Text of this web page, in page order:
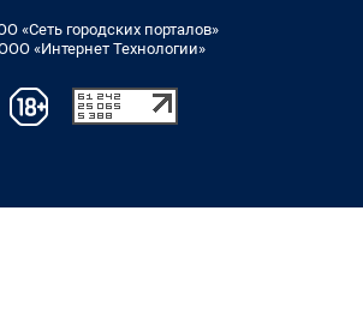
«Сеть городских порталов»
«Интернет Технологии»